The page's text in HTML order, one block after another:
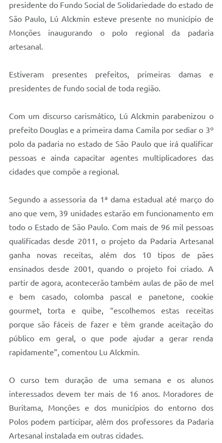
Turismo
Arquivos para Download
Ouvidoria
Secretarias
Projetos
Legislação
Links
Serviços Online
Telefones Úteis
Transparência
Enquete
Jornal
Agenda
Diário Oficial
Contato
presidente do Fundo Social de Solidariedade do estado de
São Paulo, Lú Alckmin esteve presente no município de
Monções inaugurando o polo regional da padaria
artesanal.
Estiveram presentes prefeitos, primeiras damas e
presidentes de fundo social de toda região.
Com um discurso carismático, Lú Alckmin parabenizou o
prefeito Douglas e a primeira dama Camila por sediar o 3º
polo da padaria no estado de São Paulo que irá qualificar
pessoas e ainda capacitar agentes multiplicadores das
cidades que compõe a regional.
Segundo a assessoria da 1ª dama estadual até março do
ano que vem, 39 unidades estarão em funcionamento em
todo o Estado de São Paulo. Com mais de 96 mil pessoas
qualificadas desde 2011, o projeto da Padaria Artesanal
ganha novas receitas, além dos 10 tipos de pães
ensinados desde 2001, quando o projeto foi criado. A
partir de agora, acontecerão também aulas de pão de mel
e bem casado, colomba pascal e panetone, cookie
gourmet, torta e quibe, “escolhemos estas receitas
porque são fáceis de fazer e têm grande aceitação do
público em geral, o que pode ajudar a gerar renda
rapidamente”, comentou Lu Alckmin.
O curso tem duração de uma semana e os alunos
interessados devem ter mais de 16 anos. Moradores de
Buritama, Monções e dos municípios do entorno dos
Polos podem participar, além dos professores da Padaria
Artesanal instalada em outras cidades.